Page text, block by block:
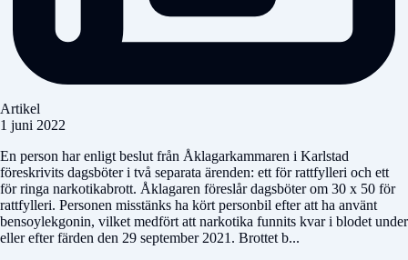
Artikel
1 juni 2022
En person har enligt beslut från Åklagarkammaren i Karlstad
föreskrivits dagsböter i två separata ärenden: ett för rattfylleri och ett
för ringa narkotikabrott. Åklagaren föreslår dagsböter om 30 x 50 för
rattfylleri. Personen misstänks ha kört personbil efter att ha använt
bensoylekgonin, vilket medfört att narkotika funnits kvar i blodet under
eller efter färden den 29 september 2021. Brottet b...